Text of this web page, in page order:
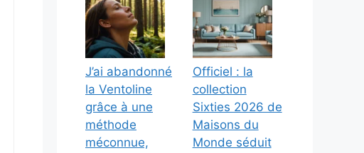
J’ai abandonné
la Ventoline
grâce à une
méthode
méconnue,
Officiel : la
collection
Sixties 2026 de
Maisons du
Monde séduit